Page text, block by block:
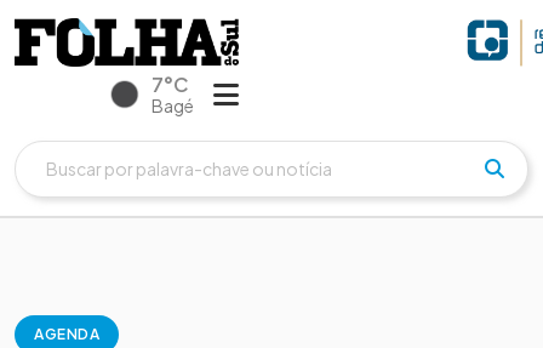
7°C
Bagé
AGENDA